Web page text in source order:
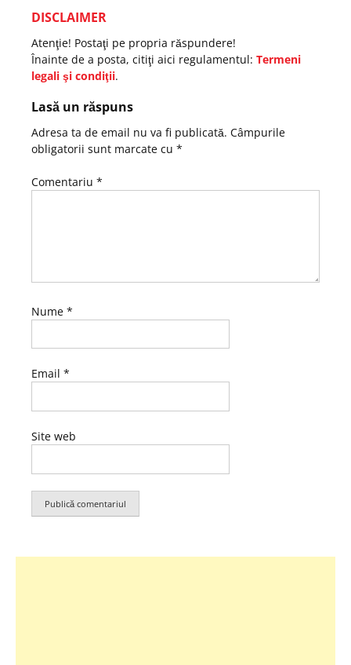
DISCLAIMER
Atenţie! Postaţi pe propria răspundere!
Înainte de a posta, citiţi aici regulamentul: Termeni
legali şi condiţii.
Lasă un răspuns
Adresa ta de email nu va fi publicată. Câmpurile
obligatorii sunt marcate cu *
Comentariu *
Nume *
Email *
Site web